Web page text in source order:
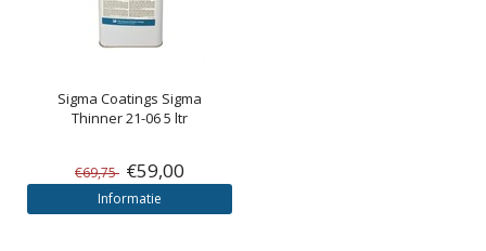
Sigma Coatings Sigma
Thinner 21-06 5 ltr
€69,75 €59,00
Informatie